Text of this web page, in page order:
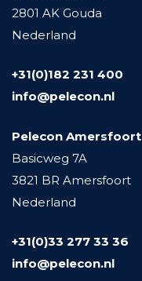
2801 AK Gouda
Nederland
+31(0)182 231 400
info@pelecon.nl
Pelecon Amersfoort
Basicweg 7A
3821 BR Amersfoort
Nederland
+31(0)33 277 33 36
info@pelecon.nl